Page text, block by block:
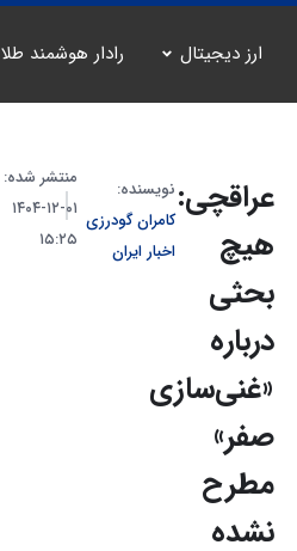
ارز دیجیتال رادار هوشمند طلا
عراقچی:
هیچ
بحثی
درباره
«غنی‌سازی
صفر»
مطرح
نشده
نویسنده:
کامران گودرزی
اخبار ایران
منتشر شده:
۰۱-۱۲-۱۴۰۴
۱۵:۲۵